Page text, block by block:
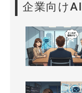
企業向け